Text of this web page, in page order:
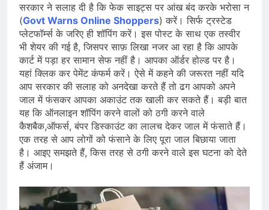
सरकार ने सलाह दी है कि फेक साइट्स पर आंख बंद करके भरोसा न
(Govt Warns Online Shoppers) करें। सिर्फ ट्रस्टेड
प्लेटफॉर्म्स के जरिए ही शॉपिंग करें। इस पोस्ट के साथ एक तस्वीर
भी शेयर की गई है, जिसपर साफ़ लिखा नजर आ रहा है कि आपके
कार्ट में पड़ा हर सामान सेफ नहीं है। आपका ऑर्डर होल्ड पर है।
यहां क्लिक कर पेमेंट कंफर्म करें। ऐसे में कहने की जरूरत नहीं यदि
आप सरकार की सलाह को अनदेखा करते हैं तो ढग आपको अपने
जाल में फंसकर आपका अकाउंट तक खाली कर सकते हैं। बड़ी बात
यह कि ऑनलाइन शॉपिंग करने वालों को ठगी करने वाले
कैशबैक,ऑफर्स, बंपर डिस्काउंट का लालच देकर जाल में फंसाते हैं।
एक तरह से आप लोगों को फंसाने के लिए पूरा जाल बिछाया जाता
है। आइए समझते हैं, किस तरह से ठगी करने वाले इस घटना को देते
हैं अंजाम।